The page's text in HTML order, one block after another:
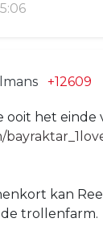
+12609
ooit het einde
kan
trollenfarm.